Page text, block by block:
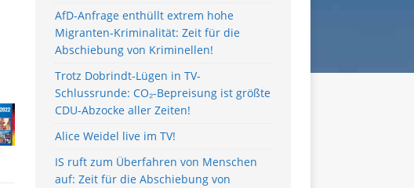
AfD-Anfrage enthüllt extrem hohe
Migranten-Kriminalität: Zeit für die
Abschiebung von Kriminellen!
Trotz Dobrindt-Lügen in TV-
Schlussrunde: CO₂-Bepreisung ist größte
CDU-Abzocke aller Zeiten!
Alice Weidel live im TV!
IS ruft zum Überfahren von Menschen
auf: Zeit für die Abschiebung von